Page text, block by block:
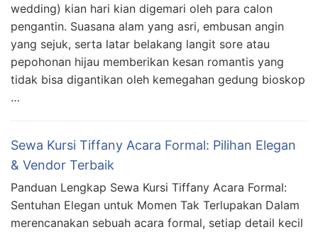
wedding) kian hari kian digemari oleh para calon
pengantin. Suasana alam yang asri, embusan angin
yang sejuk, serta latar belakang langit sore atau
pepohonan hijau memberikan kesan romantis yang
tidak bisa digantikan oleh kemegahan gedung bioskop
…
Sewa Kursi Tiffany Acara Formal: Pilihan Elegan
& Vendor Terbaik
Panduan Lengkap Sewa Kursi Tiffany Acara Formal:
Sentuhan Elegan untuk Momen Tak Terlupakan Dalam
merencanakan sebuah acara formal, setiap detail kecil